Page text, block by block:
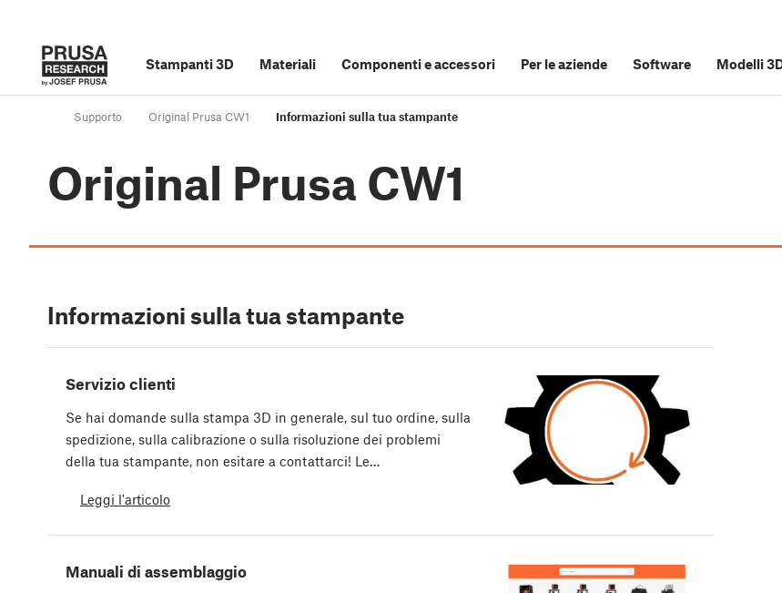
Stampanti 3D Materiali Componenti e accessori Per le aziende Software Modelli
Supporto Original Prusa CW1 Informazioni sulla tua stampante
Original Prusa CW1
Informazioni sulla tua stampante
Servizio clienti
Se hai domande sulla stampa 3D in generale, sul tuo ordine, sulla
spedizione, sulla calibrazione o sulla risoluzione dei problemi
della tua stampante, non esitare a contattarci! Le…
Leggi l'articolo
Manuali di assemblaggio